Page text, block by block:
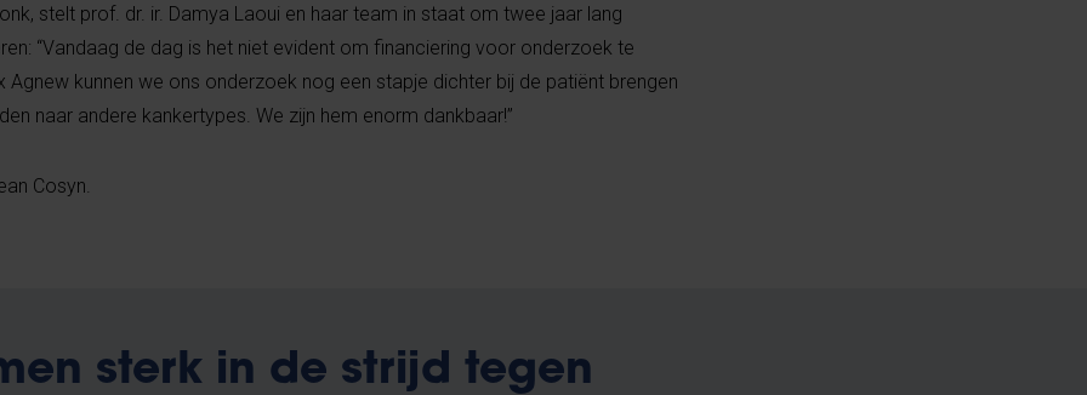
stelt prof. dr. ir. Damya Laoui en haar team in staat om twee jaar lang
“Vandaag de dag is het niet evident om financiering voor onderzoek te
Agnew kunnen we ons onderzoek nog een stapje dichter bij de patiënt brengen
naar andere kankertypes. We zijn hem enorm dankbaar!”
Cosyn.
sterk in de strijd tegen